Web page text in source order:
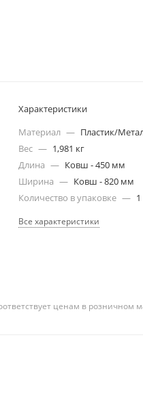
Характеристики
Материал — Пластик/
Вес — 1,981 кг
Длина — Ковш - 450 мм
Ширина — Ковш - 820 мм
Количество в упаковке —
Все характеристики
ценам в розничном